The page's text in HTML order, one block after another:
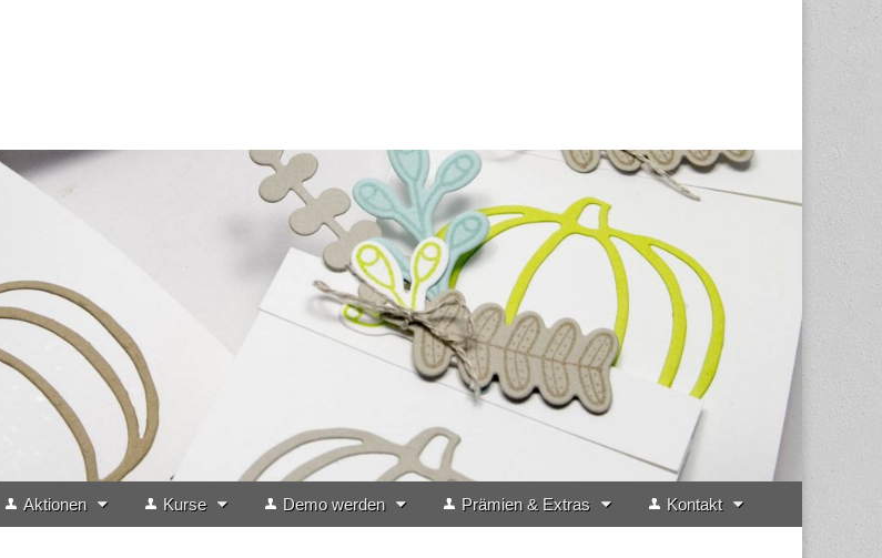
Aktionen Kurse Demo werden Prämien & Extras Kontakt